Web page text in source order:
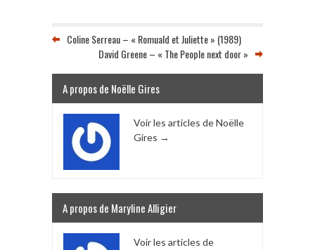
Coline Serreau – « Romuald et Juliette » (1989)
David Greene – « The People next door »
A propos de Noëlle Gires
Voir les articles de Noëlle
Gires →
A propos de Maryline Alligier
Voir les articles de